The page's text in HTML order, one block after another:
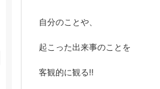
自分のことや、
起こった出来事のことを
客観的に観る‼️